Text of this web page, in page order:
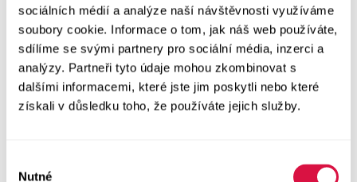
sociálních médií a analýze naší návštěvnosti využíváme
soubory cookie. Informace o tom, jak náš web používáte,
sdílíme se svými partnery pro sociální média, inzerci a
analýzy. Partneři tyto údaje mohou zkombinovat s
dalšími informacemi, které jste jim poskytli nebo které
získali v důsledku toho, že používáte jejich služby.
Nutné
Svetry
Šaty a sukně
Vše v kategorii Šaty a sukně
NOVINKY
Letní šaty